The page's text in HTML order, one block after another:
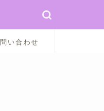
い合わせ